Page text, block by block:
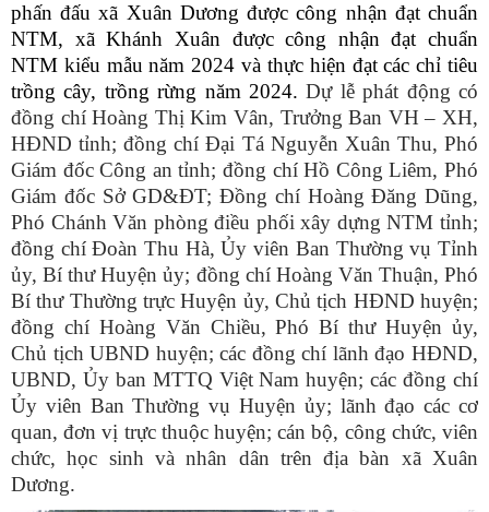
phấn đấu xã Xuân Dương được công nhận đạt chuẩn
NTM, xã Khánh Xuân được công nhận đạt chuẩn
NTM kiểu mẫu năm 2024 và thực hiện đạt các chỉ tiêu
trồng cây, trồng rừng năm 2024.Dự lễ phát động có
đồng chí Hoàng Thị Kim Vân, Trưởng Ban VH – XH,
HĐND tỉnh; đồng chí Đại Tá Nguyễn Xuân Thu, Phó
Giám đốc Công an tỉnh; đồng chí Hồ Công Liêm, Phó
Giám đốc Sở GD&ĐT; Đồng chí Hoàng Đăng Dũng,
Phó Chánh Văn phòng điều phối xây dựng NTM tỉnh;
đồng chí Đoàn Thu Hà, Ủy viên Ban Thường vụ Tỉnh
ủy, Bí thư Huyện ủy; đồng chí Hoàng Văn Thuận, Phó
Bí thư Thường trực Huyện ủy, Chủ tịch HĐND huyện;
đồng chí Hoàng Văn Chiều, Phó Bí thư Huyện ủy,
Chủ tịch UBND huyện; các đồng chí lãnh đạo HĐND,
UBND, Ủy ban MTTQ Việt Nam huyện; các đồng chí
Ủy viên Ban Thường vụ Huyện ủy; lãnh đạo các cơ
quan, đơn vị trực thuộc huyện; cán bộ, công chức, viên
chức, học sinh và nhân dân trên địa bàn xã Xuân
Dương.